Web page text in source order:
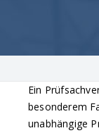
Ein
besonderem
unabhängige